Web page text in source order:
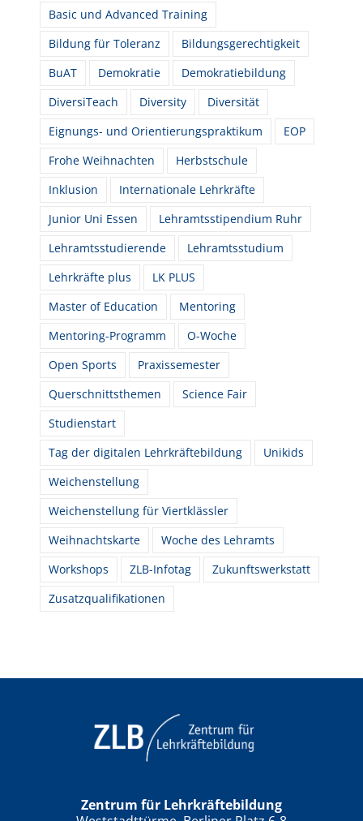
Basic und Advanced Training
Bildung für Toleranz
Bildungsgerechtigkeit
BuAT
Demokratie
Demokratiebildung
DiversiTeach
Diversity
Diversität
Eignungs- und Orientierungspraktikum
EOP
Frohe Weihnachten
Herbstschule
Inklusion
Internationale Lehrkräfte
Junior Uni Essen
Lehramtsstipendium Ruhr
Lehramtsstudierende
Lehramtsstudium
Lehrkräfte plus
LK PLUS
Master of Education
Mentoring
Mentoring-Programm
O-Woche
Open Sports
Praxissemester
Querschnittsthemen
Science Fair
Studienstart
Tag der digitalen Lehrkräftebildung
Unikids
Weichenstellung
Weichenstellung für Viertklässler
Weihnachtskarte
Woche des Lehramts
Workshops
ZLB-Infotag
Zukunftswerkstatt
Zusatzqualifikationen
Zentrum für Lehrkräftebildung